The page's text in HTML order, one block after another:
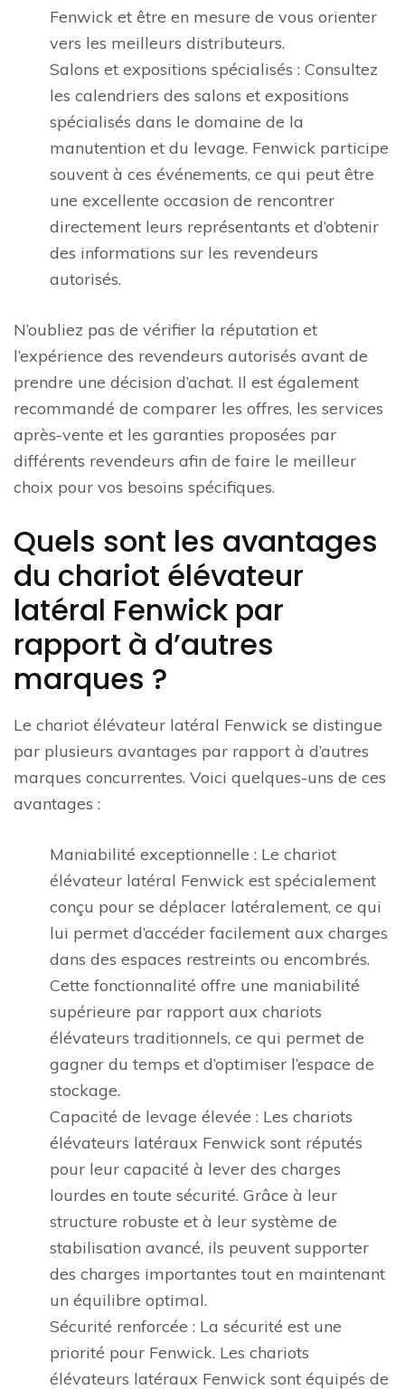
Fenwick et être en mesure de vous orienter
vers les meilleurs distributeurs.
Salons et expositions spécialisés : Consultez
les calendriers des salons et expositions
spécialisés dans le domaine de la
manutention et du levage. Fenwick participe
souvent à ces événements, ce qui peut être
une excellente occasion de rencontrer
directement leurs représentants et d’obtenir
des informations sur les revendeurs
autorisés.
N’oubliez pas de vérifier la réputation et
l’expérience des revendeurs autorisés avant de
prendre une décision d’achat. Il est également
recommandé de comparer les offres, les services
après-vente et les garanties proposées par
différents revendeurs afin de faire le meilleur
choix pour vos besoins spécifiques.
Quels sont les avantages
du chariot élévateur
latéral Fenwick par
rapport à d’autres
marques ?
Le chariot élévateur latéral Fenwick se distingue
par plusieurs avantages par rapport à d’autres
marques concurrentes. Voici quelques-uns de ces
avantages :
Maniabilité exceptionnelle : Le chariot
élévateur latéral Fenwick est spécialement
conçu pour se déplacer latéralement, ce qui
lui permet d’accéder facilement aux charges
dans des espaces restreints ou encombrés.
Cette fonctionnalité offre une maniabilité
supérieure par rapport aux chariots
élévateurs traditionnels, ce qui permet de
gagner du temps et d’optimiser l’espace de
stockage.
Capacité de levage élevée : Les chariots
élévateurs latéraux Fenwick sont réputés
pour leur capacité à lever des charges
lourdes en toute sécurité. Grâce à leur
structure robuste et à leur système de
stabilisation avancé, ils peuvent supporter
des charges importantes tout en maintenant
un équilibre optimal.
Sécurité renforcée : La sécurité est une
priorité pour Fenwick. Les chariots
élévateurs latéraux Fenwick sont équipés de